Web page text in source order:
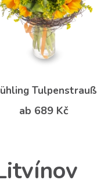
Tulpenstrauß
ab 689 Kč